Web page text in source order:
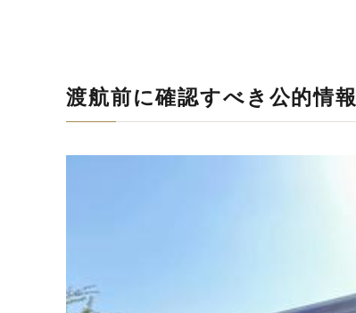
渡航前に確認すべき公的情報